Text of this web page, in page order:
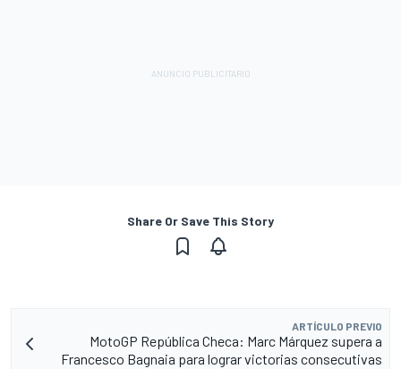
Share Or Save This Story
ARTÍCULO PREVIO
MotoGP República Checa: Marc Márquez supera a
Francesco Bagnaia para lograr victorias consecutivas